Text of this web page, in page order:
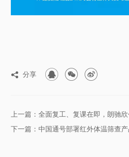
 分享   
下一篇：中国通号部署红外体温筛查